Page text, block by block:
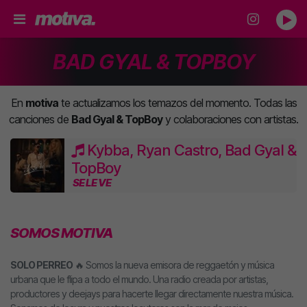
BAD GYAL & TOPBOY
En motivate actualizamos los temazos del momento. Todas las
canciones de Bad Gyal & TopBoyy colaboraciones con artistas.
Kybba, Ryan Castro, Bad Gyal &
TopBoy
SE LE VE
SOMOS MOTIVA
SOLO PERREO 🔥 Somos la nueva emisora de reggaetón y música
urbana que le flipa a todo el mundo. Una radio creada por artistas,
productores y deejays para hacerte llegar directamente nuestra música.